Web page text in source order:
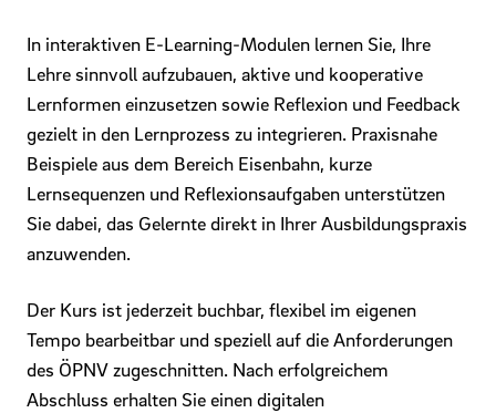
In interaktiven E-Learning-Modulen lernen Sie, Ihre
Lehre sinnvoll aufzubauen, aktive und kooperative
Lernformen einzusetzen sowie Reflexion und Feedback
gezielt in den Lernprozess zu integrieren. Praxisnahe
Beispiele aus dem Bereich Eisenbahn, kurze
Lernsequenzen und Reflexionsaufgaben unterstützen
Sie dabei, das Gelernte direkt in Ihrer Ausbildungspraxis
anzuwenden.
Der Kurs ist jederzeit buchbar, flexibel im eigenen
Tempo bearbeitbar und speziell auf die Anforderungen
des ÖPNV zugeschnitten. Nach erfolgreichem
Abschluss erhalten Sie einen digitalen